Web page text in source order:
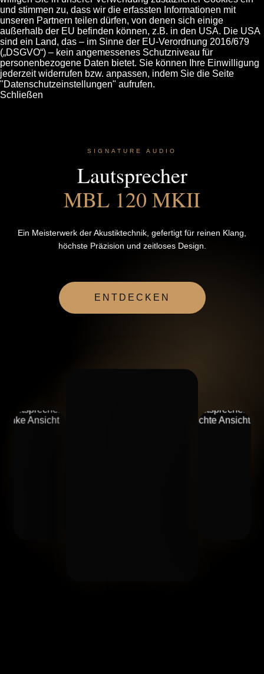
und stimmen zu, dass wir die erfassten Informationen mit
unseren Partnern teilen dürfen, von denen sich einige
außerhalb der EU befinden können, z.B. in den USA. Die USA
sind ein Land, das – im Sinne der EU-Verordnung 2016/679
(„DSGVO“) – kein angemessenes Schutzniveau für
personenbezogene Daten bietet. Sie können Ihre Einwilligung
jederzeit widerrufen bzw. anpassen, indem Sie die Seite
"Datenschutzeinstellungen" aufrufen.
Schließen
SIGNATURE AUDIO
Lautsprecher
MBL 120 MKII
Ein Meisterwerk der Akustiktechnik, gefertigt für reinen Klang,
höchste Präzision und zeitloses Design.
ENTDECKEN